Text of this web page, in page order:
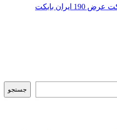
جستجو